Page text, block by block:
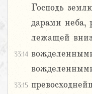
Господь
дарами неба,
лежащей
33:14
33:15